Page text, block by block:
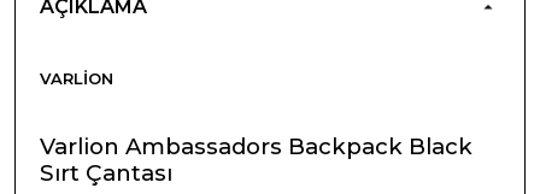
AÇIKLAMA
VARLION
Varlion Ambassadors Backpack Black
Sırt Çantası